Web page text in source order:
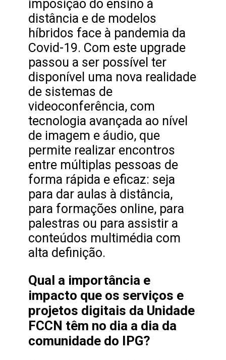
imposição do ensino à
distância e de modelos
híbridos face à pandemia da
Covid-19. Com este upgrade
passou a ser possível ter
disponível uma nova realidade
de sistemas de
videoconferência, com
tecnologia avançada ao nível
de imagem e áudio, que
permite realizar encontros
entre múltiplas pessoas de
forma rápida e eficaz: seja
para dar aulas à distância,
para formações online, para
palestras ou para assistir a
conteúdos multimédia com
alta definição.
Qual a importância e
impacto que os serviços e
projetos digitais da Unidade
FCCN têm no dia a dia da
comunidade do IPG?